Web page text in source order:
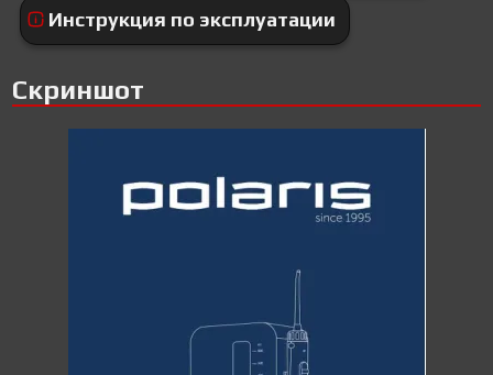
Инструкция по эксплуатации
Скриншот